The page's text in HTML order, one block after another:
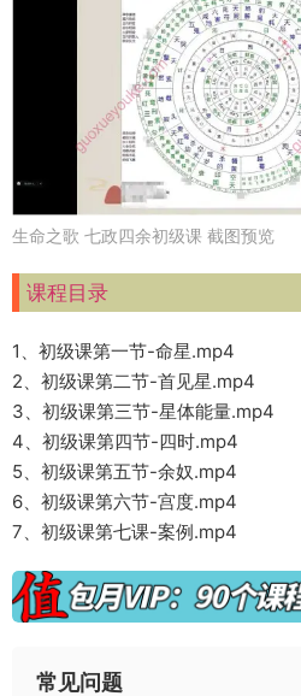
生命之歌 七政四余初级课 截图预览
课程目录
1、初级课第一节-命星.mp4
2、初级课第二节-首见星.mp4
3、初级课第三节-星体能量.mp4
4、初级课第四节-四时.mp4
5、初级课第五节-余奴.mp4
6、初级课第六节-宫度.mp4
7、初级课第七课-案例.mp4
常见问题